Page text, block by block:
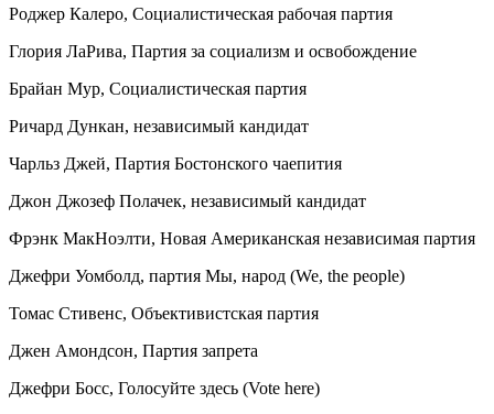
Роджер Калеро, Социалистическая рабочая партия
Глория ЛаРива, Партия за социализм и освобождение
Брайан Мур, Социалистическая партия
Ричард Дункан, независимый кандидат
Чарльз Джей, Партия Бостонского чаепития
Джон Джозеф Полачек, независимый кандидат
Фрэнк МакНоэлти, Новая Американская независимая партия
Джефри Уомболд, партия Мы, народ (We, the people)
Томас Стивенс, Объективистская партия
Джен Амондсон, Партия запрета
Джефри Босс, Голосуйте здесь (Vote here)